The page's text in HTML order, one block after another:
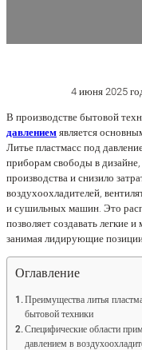
4 июня 2025
В производстве бытовой
давлениемявляется
Литье пластмасс под
приборам свободы в
производства и снизило
воздухоохладителей,
и сушильных машин. Это
позволяет создавать легкие
занимая лидирующие
Оглавление
Преимущества литья
бытовой техники
Специфические области
давлением в